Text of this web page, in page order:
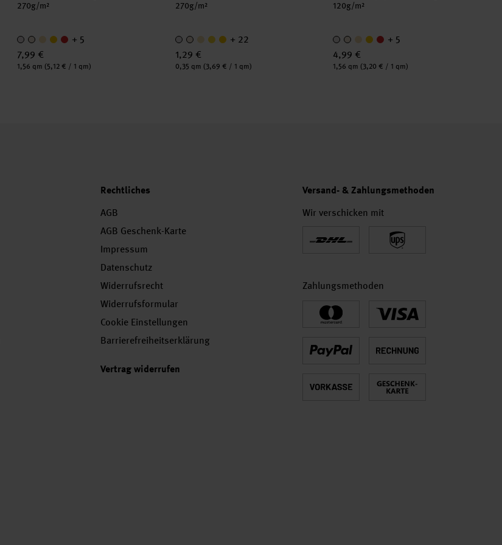
270g/m²
+ 5
7,99 €
Inhalt:
1,56 qm (5,12 € / 1 qm)
270g/m²
+ 22
1,29 €
Inhalt:
0,35 qm (3,69 € / 1 qm)
120g/m²
+ 5
4,99 €
Inhalt:
1,56 qm (3,20 € / 1 qm)
Rechtliches
AGB
AGB Geschenk-Karte
Impressum
Datenschutz
Widerrufsrecht
Widerrufsformular
Cookie Einstellungen
Barrierefreiheitserklärung
Vertrag widerrufen
Versand- & Zahlungsmethoden
Wir verschicken mit
Zahlungsmethoden